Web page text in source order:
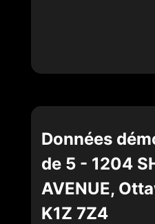
Données
de 5 - 1204
AVENUE,
K1Z 7Z4